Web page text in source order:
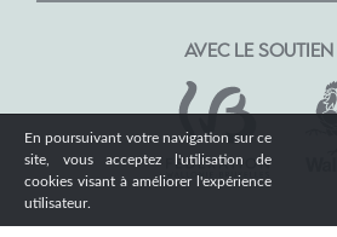
AVEC LE SOUTIEN
En poursuivant votre navigation sur ce
site, vous acceptez l'utilisation de
cookies visant à améliorer l'expérience
utilisateur.